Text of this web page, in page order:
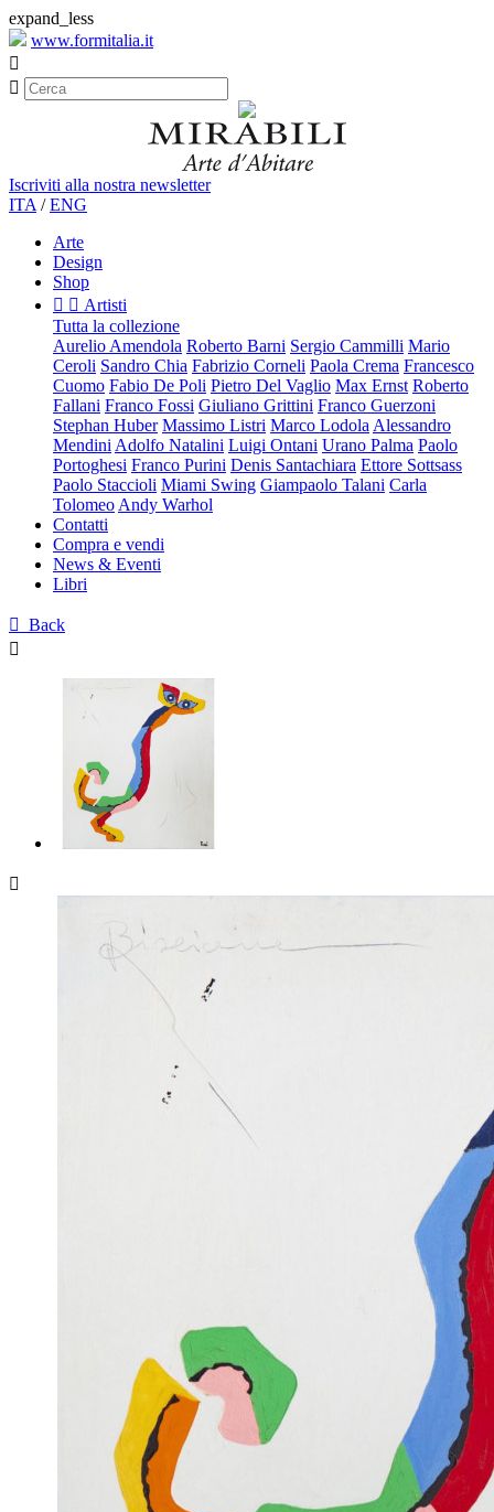
expand_less
www.formitalia.it


Iscriviti alla nostra newsletter
ITA /ENG
Arte
Design
Shop
  Artisti
Tutta la collezione
Aurelio Amendola Roberto Barni Sergio Cammilli Mario
Ceroli Sandro Chia Fabrizio Corneli Paola Crema Francesco
Cuomo Fabio De Poli Pietro Del Vaglio Max Ernst Roberto
Fallani Franco Fossi Giuliano Grittini Franco Guerzoni
Stephan Huber Massimo Listri Marco Lodola Alessandro
Mendini Adolfo Natalini Luigi Ontani Urano Palma Paolo
Portoghesi Franco Purini Denis Santachiara Ettore Sottsass
Paolo Staccioli Miami Swing Giampaolo Talani Carla
Tolomeo Andy Warhol
Contatti
Compra e vendi
News & Eventi
Libri
 Back

